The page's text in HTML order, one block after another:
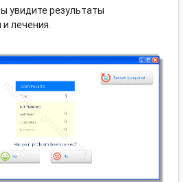
увидите результаты
и лечения.